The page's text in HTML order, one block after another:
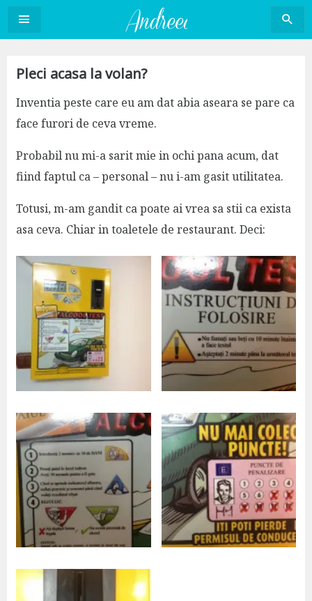
Sari
conținut
Pleci acasa la volan?
Inventia peste care eu am dat abia aseara se pare ca
face furori de ceva vreme.
Probabil nu mi-a sarit mie in ochi pana acum, dat
fiind faptul ca – personal – nu i-am gasit utilitatea.
Totusi, m-am gandit ca poate ai vrea sa stii ca exista
asa ceva. Chiar in toaletele de restaurant. Deci: